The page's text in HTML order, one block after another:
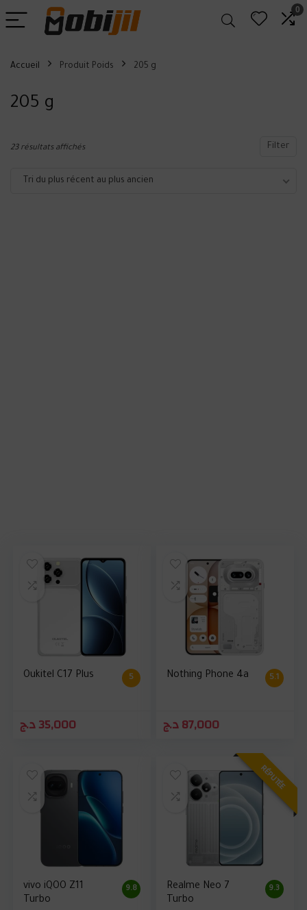
0
Accueil Produit Poids 205 g
205 g
Filter
23 résultats affichés
Tri du plus récent au plus ancien
5
Oukitel C17 Plus
35,000د.ج
5.1
Nothing Phone 4a
87,000د.ج
9.8
vivo iQOO Z11
Turbo
RÉPUTÉE
9.3
Realme Neo 7
Turbo